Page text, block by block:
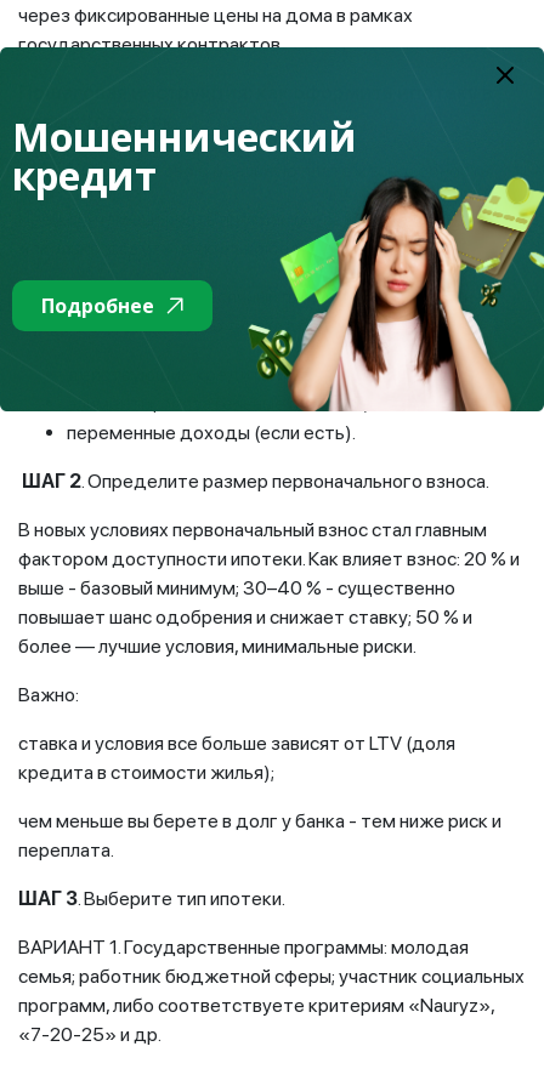
через фиксированные цены на дома в рамках
государственных контрактов.
новых условиях
ШАГ 1. Оцените свою реальную платежеспособность.
Прежде чем выбирать программу, важно понять не
«сколько дадут», а сколько безопасно платить.
Рекомендации: Ежемесячный платеж по ипотеке - не
более 35-40% чистого дохода семьи. Важно учесть:
действующие кредиты и рассрочки;
алименты, обязательные платежи;
переменные доходы (если есть).
ШАГ 2 . Определите размер первоначального взноса.
В новых условиях первоначальный взнос стал главным
фактором доступности ипотеки. Как влияет взнос: 20 % и
выше - базовый минимум; 30–40 % - существенно
повышает шанс одобрения и снижает ставку; 50 % и
более — лучшие условия, минимальные риски.
Важно:
ставка и условия все больше зависят от LTV (доля
кредита в стоимости жилья);
чем меньше вы берете в долг у банка - тем ниже риск и
переплата.
ШАГ 3 . Выберите тип ипотеки.
ВАРИАНТ 1. Государственные программы: молодая
семья; работник бюджетной сферы; участник социальных
программ, либо соответствуете критериям «Nauryz»,
«7-20-25» и др.
Мошеннический
кредит
Подробнее